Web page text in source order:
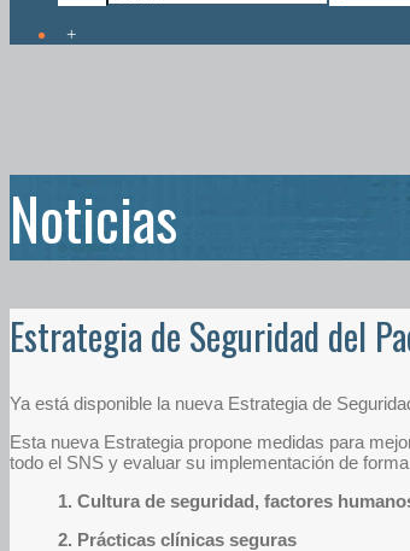
Noticias
Estrategia de Seguridad del
Ya está disponible la nueva Estrategia de
Esta nueva Estrategia propone medidas para
todo el SNS y evaluar su implementación de
1. Cultura de seguridad, factores
2. Prácticas clínicas seguras